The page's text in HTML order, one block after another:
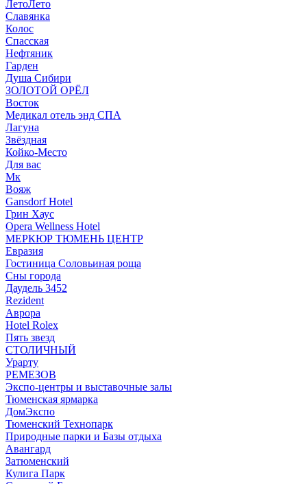
ЛетоЛето
Славянка
Колос
Спасская
Нефтяник
Гарден
Душа Сибири
ЗОЛОТОЙ ОРЁЛ
Восток
Медикал отель энд СПА
Лагуна
Звёздная
Койко-Место
Для вас
Мк
Вояж
Gansdorf Hotel
Грин Хаус
Opera Wellness Hotel
МЕРКЮР ТЮМЕНЬ ЦЕНТР
Евразия
Гостиница Соловьиная роща
Сны города
Даудель 3452
Rezident
Аврора
Hotel Rolex
Пять звезд
СТОЛИЧНЫЙ
Урарту
РЕМЕЗОВ
Экспо-центры и выставочные залы
Тюменская ярмарка
ДомЭкспо
Тюменский Технопарк
Природные парки и Базы отдыха
Авангард
Затюменский
Кулига Парк